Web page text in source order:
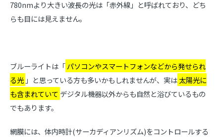
780nmより大きい波長の光は「赤外線」と呼ばれており、どち
らも目には見えません。
ブルーライトは「パソコンやスマートフォンなどから発せられ
る光 」と思っている方も多いかもしれませんが、実は太陽光に
も含まれていて デジタル機器以外からも自然と浴びているもの
でもあります。
網膜には、体内時計(サーカディアンリズム)をコントロールする